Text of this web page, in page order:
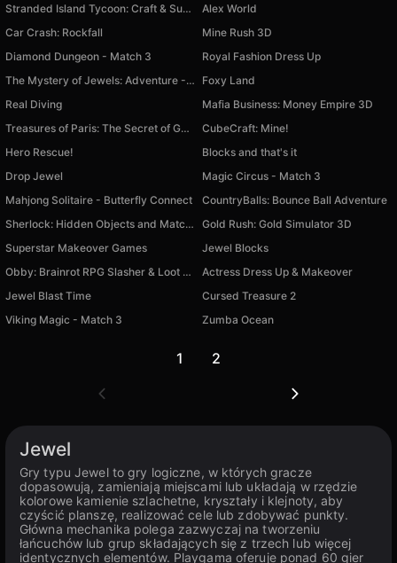
Stranded Island Tycoon: Craft & Survival
Alex World
Car Crash: Rockfall
Mine Rush 3D
Diamond Dungeon - Match 3
Royal Fashion Dress Up
The Mystery of Jewels: Adventure - Match 3
Foxy Land
Real Diving
Mafia Business: Money Empire 3D
Treasures of Paris: The Secret of Gems - Match 3
CubeCraft: Mine!
Hero Rescue!
Blocks and that's it
Drop Jewel
Magic Circus - Match 3
Mahjong Solitaire - Butterfly Connect
CountryBalls: Bounce Ball Adventure
Sherlock: Hidden Objects and Match-3 Puzzles
Gold Rush: Gold Simulator 3D
Superstar Makeover Games
Jewel Blocks
Obby: Brainrot RPG Slasher & Loot Adventure
Actress Dress Up & Makeover
Jewel Blast Time
Cursed Treasure 2
Viking Magic - Match 3
Zumba Ocean
1 2
Jewel
Gry typu Jewel to gry logiczne, w których gracze
dopasowują, zamieniają miejscami lub układają w rzędzie
kolorowe kamienie szlachetne, kryształy i klejnoty, aby
czyścić planszę, realizować cele lub zdobywać punkty.
Główna mechanika polega zazwyczaj na tworzeniu
łańcuchów lub grup składających się z trzech lub więcej
identycznych elementów. Playgama oferuje ponad 60 gier